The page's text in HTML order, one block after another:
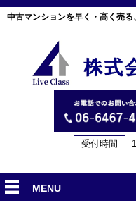
中古マンションを早く・高く売
受付時間
MENU